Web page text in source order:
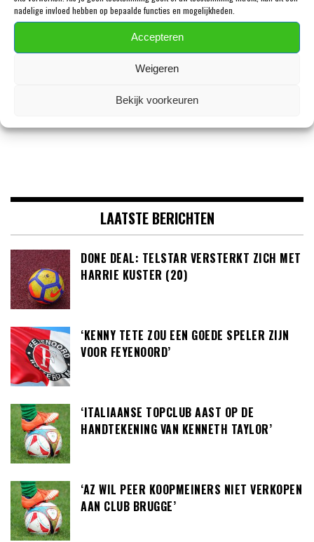
nadelige invloed hebben op bepaalde functies en mogelijkheden.
Accepteren
Weigeren
Bekijk voorkeuren
VOLG ONS OP FACEBOOK
LAATSTE BERICHTEN
DONE DEAL: TELSTAR VERSTERKT ZICH MET
HARRIE KUSTER (20)
‘KENNY TETE ZOU EEN GOEDE SPELER ZIJN
VOOR FEYENOORD’
‘ITALIAANSE TOPCLUB AAST OP DE
HANDTEKENING VAN KENNETH TAYLOR’
‘AZ WIL PEER KOOPMEINERS NIET VERKOPEN
AAN CLUB BRUGGE’